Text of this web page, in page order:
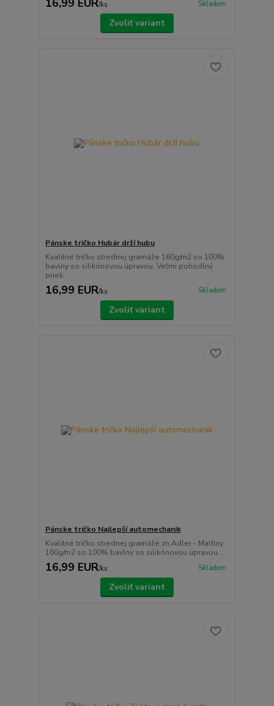
16,99 EUR/ks Skladom
Zvoliť variant
Pánske tričko Hubár drží hubu
Kvalitné tričko strednej gramáže 160g/m2 so 100%
bavlny so silikónovou úpravou. Veľmi pohodlný
priek...
16,99 EUR/ks Skladom
Zvoliť variant
Pánske tričko Najlepší automechanik
Kvalitné tričko strednej gramáže zn.Adler - Malfiny
160g/m2 so 100% bavlny so silikónovou úpravou. ...
16,99 EUR/ks Skladom
Zvoliť variant